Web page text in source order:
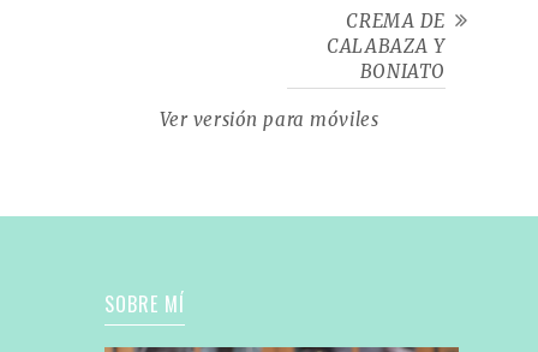
CREMA DE
CALABAZA Y
BONIATO
Ver versión para móviles
SOBRE MÍ